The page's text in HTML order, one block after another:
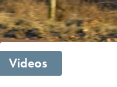
Videos